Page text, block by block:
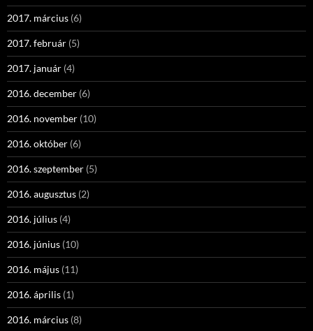
2017. március (6)
2017. február (5)
2017. január (4)
2016. december (6)
2016. november (10)
2016. október (6)
2016. szeptember (5)
2016. augusztus (2)
2016. július (4)
2016. június (10)
2016. május (11)
2016. április (1)
2016. március (8)